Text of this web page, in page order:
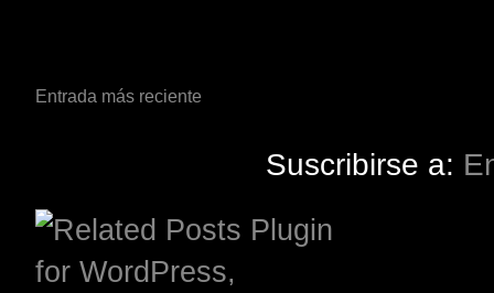
Entrada más reciente
Suscribirse a: